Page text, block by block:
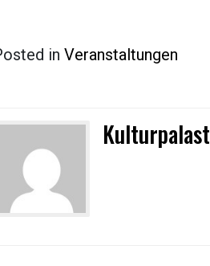
in Veranstaltungen
Kulturpalast